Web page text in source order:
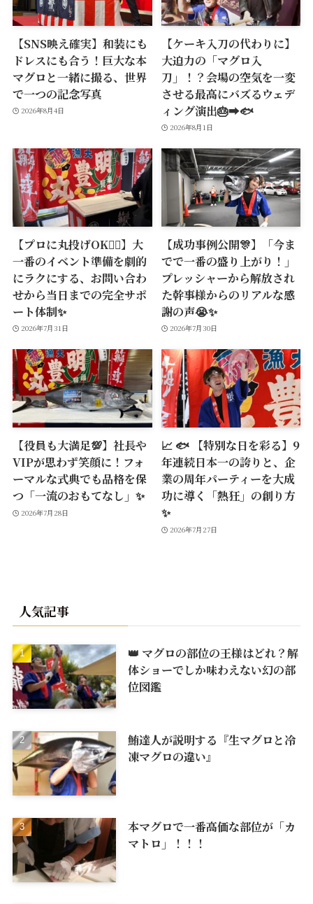
【SNS映え確実】和装にも
ドレスにも合う！巨大な本
マグロと一緒に撮る、世界
で一つの記念写真
2026年8月4日
【ケーキ入刀の代わりに】
大迫力の「マグロ入
刀」！？会場の空気を一変
させる最高にバズるウェデ
ィング演出🎂➡️🐟
2026年8月1日
【プロに丸投げOK🙆‍♂️】大
一番のイベント準備を劇的
にラクにする、お問い合わ
せから当日までの完全サポ
ート体制✨
2026年7月31日
【成功事例公開🎊】「今ま
でで一番の盛り上がり！」
プレッシャーから解放され
た幹事様からのリアルな感
謝の声😭✨
2026年7月30日
【役員も大満足💯】社長や
VIPが思わず笑顔に！フォ
ーマルな式典でも品格を保
つ「一流のおもてなし」✨
2026年7月28日
📈 🐟 【特別な日を彩る】9
年連続日本一の誇りと、企
業の周年パーティーを大成
功に導く「熱狂」の創り方
✨
2026年7月27日
人気記事
👑 マグロの部位の王様はどれ？解
体ショーでしか味わえない幻の部
位図鑑
鮪達人が説明する『生マグロと冷
凍マグロの違い』
本マグロで一番高価な部位が「カ
マトロ」！！！